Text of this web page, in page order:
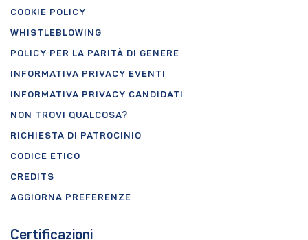
COOKIE POLICY
WHISTLEBLOWING
POLICY PER LA PARITÀ DI GENERE
INFORMATIVA PRIVACY EVENTI
INFORMATIVA PRIVACY CANDIDATI
NON TROVI QUALCOSA?
RICHIESTA DI PATROCINIO
CODICE ETICO
CREDITS
AGGIORNA PREFERENZE
Certificazioni